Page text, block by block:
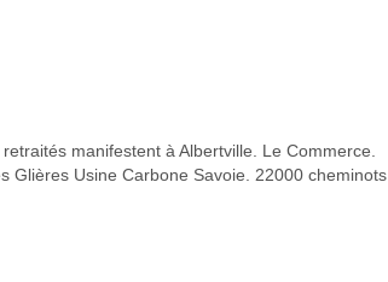
manifestent à Albertville. Le Commerce.
Glières Usine Carbone Savoie. 22000 cheminots